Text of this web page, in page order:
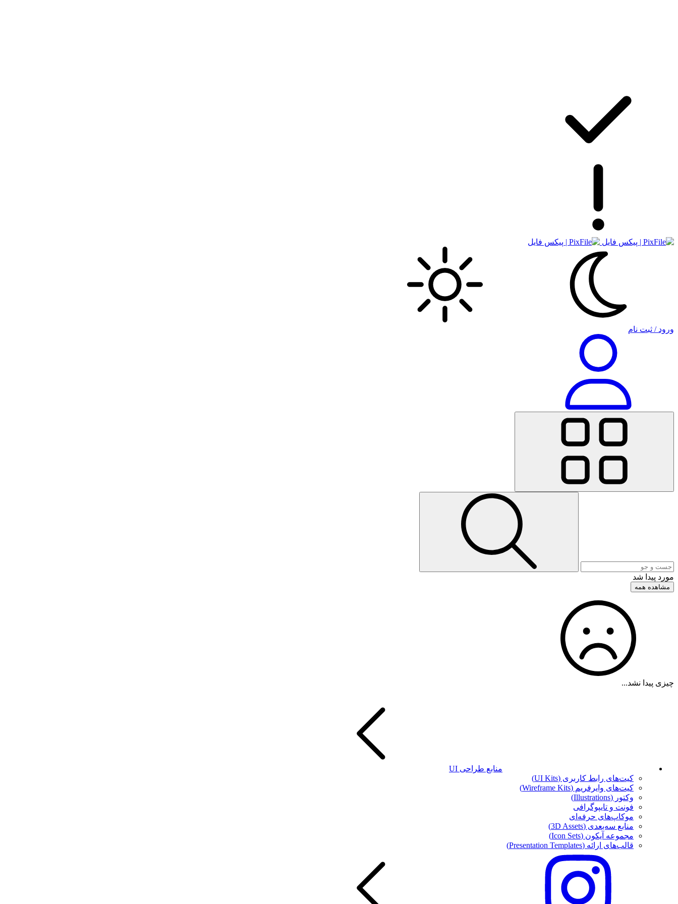
ورود / ثبت نام
مورد پیدا شد
مشاهده همه
چیزی پیدا نشد...
منابع طراحی UI
کیت‌های رابط کاربری (UI Kits)
کیت‌های وایرفریم (Wireframe Kits)
وکتور (Illustrations)
فونت‌ و تایپوگرافی
موکاپ‌های حرفه‌ای
منابع سه‌بعدی (3D Assets)
مجموعه آیکون‌ (Icon Sets)
قالب‌های ارائه (Presentation Templates)